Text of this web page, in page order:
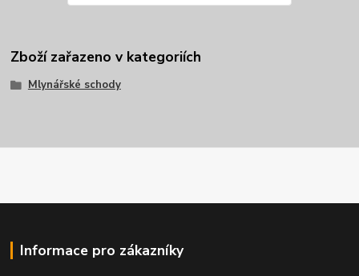
Zboží zařazeno v kategoriích
Mlynářské schody
Informace pro zákazníky